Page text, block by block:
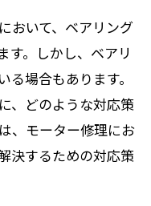
おいて、ベアリング
す。しかし、ベアリ
場合もあります。
、どのような対応策
、モーター修理にお
決するための対応策